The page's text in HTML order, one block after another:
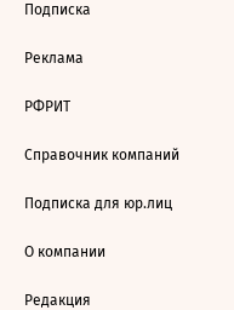
Подписка
Реклама
РФРИТ
Справочник компаний
Подписка для юр.лиц
О компании
Редакция